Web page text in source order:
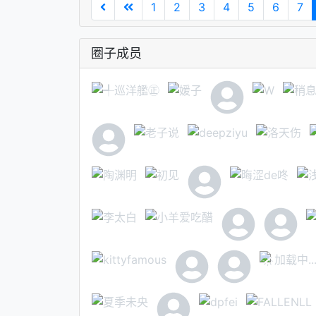
1 2 3 4 5 6 7
圈子成员